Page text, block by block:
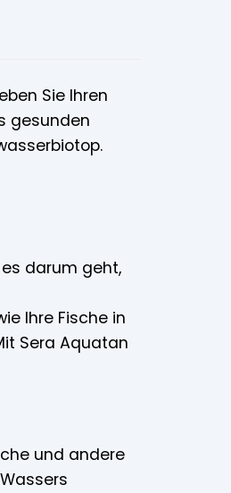
Sie Ihren
gesunden
es darum geht,
Ihre Fische in
Sera Aquatan
und andere